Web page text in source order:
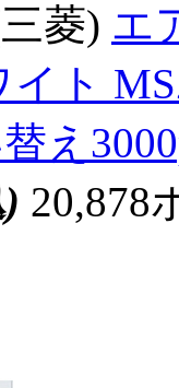
菱) エ
ト
え
20,878